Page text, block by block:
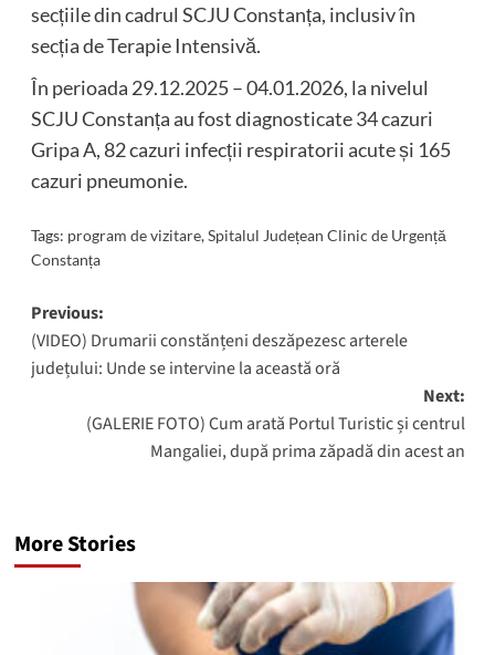
secțiile din cadrul SCJU Constanța, inclusiv în
secția de Terapie Intensivă.
În perioada 29.12.2025 – 04.01.2026, la nivelul
SCJU Constanța au fost diagnosticate 34 cazuri
Gripa A, 82 cazuri infecții respiratorii acute și 165
cazuri pneumonie.
Tags: program de vizitare,Spitalul Județean Clinic de Urgență
Constanța
Post
navigation
Previous:
(VIDEO) Drumarii constănțeni deszăpezesc arterele
județului: Unde se intervine la această oră
Next:
(GALERIE FOTO) Cum arată Portul Turistic și centrul
Mangaliei, după prima zăpadă din acest an
More Stories